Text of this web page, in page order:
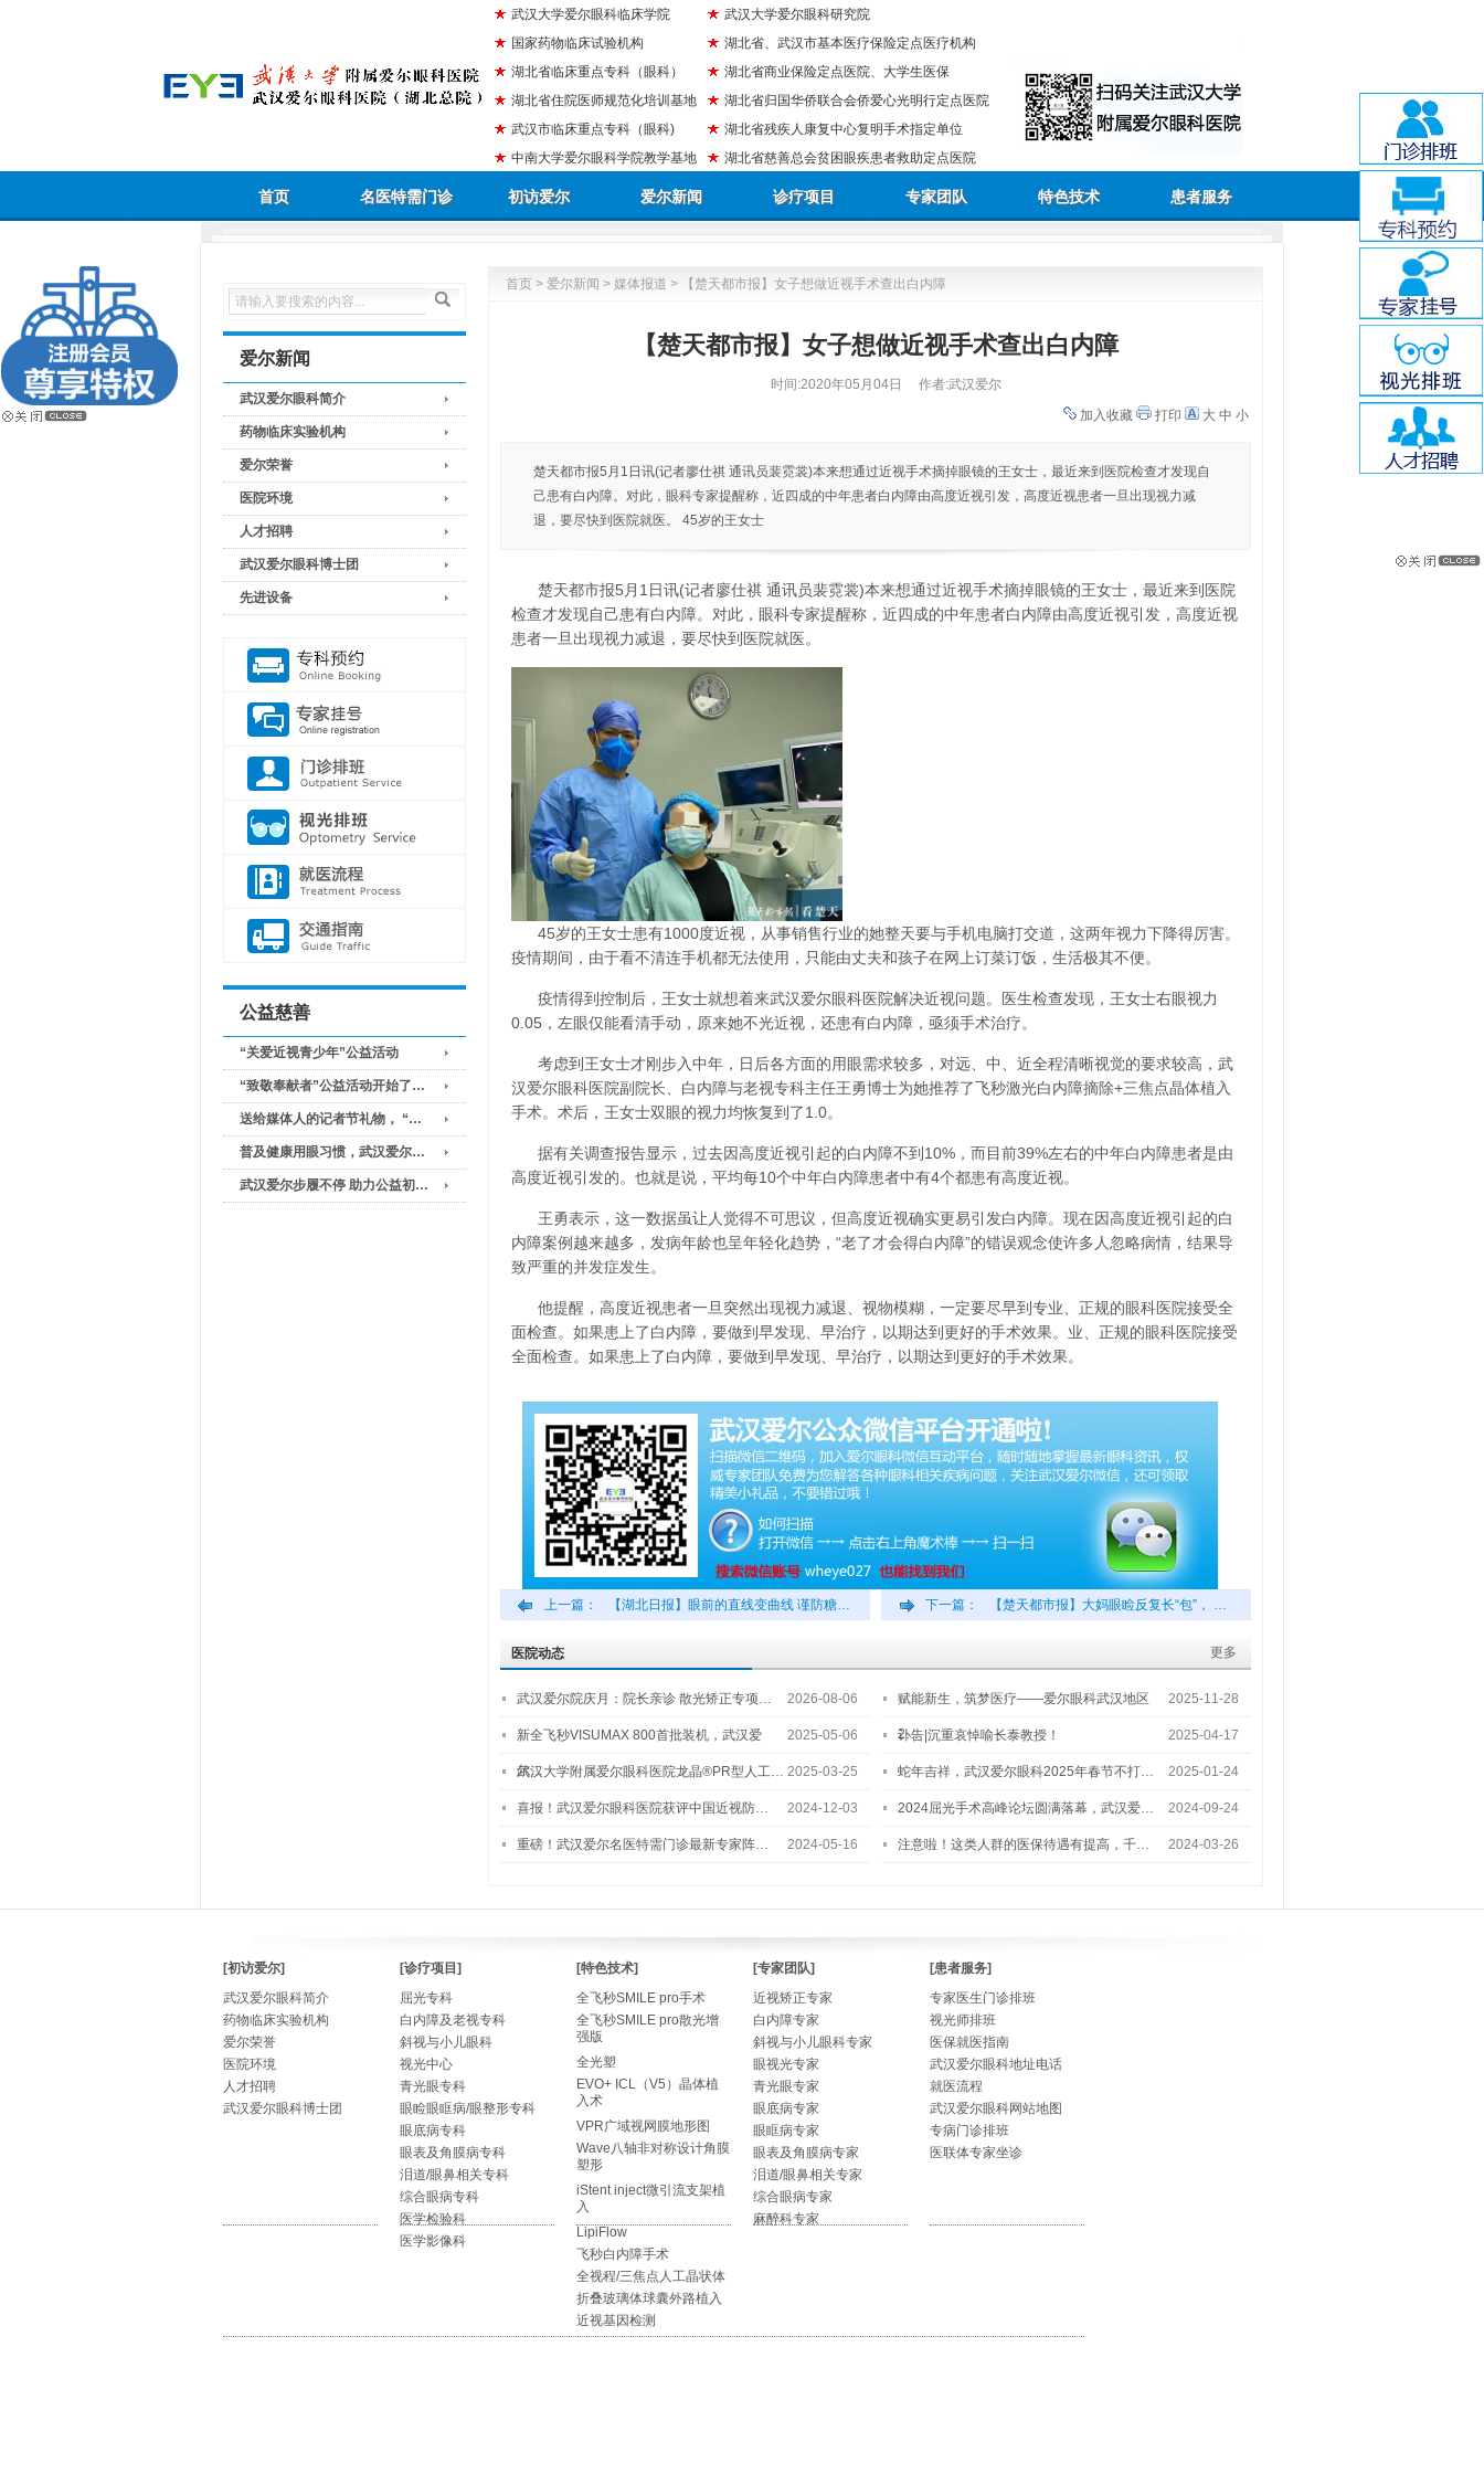
武汉大学爱尔眼科临床学院
国家药物临床试验机构
湖北省临床重点专科（眼科）
湖北省住院医师规范化培训基地
武汉市临床重点专科（眼科)
中南大学爱尔眼科学院教学基地
武汉大学爱尔眼科研究院
湖北省、武汉市基本医疗保险定点医疗机构
湖北省商业保险定点医院、大学生医保
湖北省归国华侨联合会侨爱心光明行定点医院
湖北省残疾人康复中心复明手术指定单位
湖北省慈善总会贫困眼疾患者救助定点医院
首页 名医特需门诊 初访爱尔 爱尔新闻 诊疗项目 专家团队 特色技术 患者服务
爱尔新闻
武汉爱尔眼科简介
药物临床实验机构
爱尔荣誉
医院环境
人才招聘
武汉爱尔眼科博士团
先进设备
公益慈善
“关爱近视青少年”公益活动
“致敬奉献者”公益活动开始了…
送给媒体人的记者节礼物， “…
普及健康用眼习惯，武汉爱尔…
武汉爱尔步履不停 助力公益初…
首页 > 爱尔新闻 > 媒体报道 > 【楚天都市报】女子想做近视手术查出白内障
【楚天都市报】女子想做近视手术查出白内障
时间:2020年05月04日
作者:武汉爱尔
加入收藏
打印 大 中 小
楚天都市报5月1日讯(记者廖仕祺 通讯员裴霓裳)本来想通过近视手术摘掉眼镜的王女士，最近来到医院检查才发现自
己患有白内障。对此，眼科专家提醒称，近四成的中年患者白内障由高度近视引发，高度近视患者一旦出现视力减
退，要尽快到医院就医。 45岁的王女士
楚天都市报5月1日讯(记者廖仕祺 通讯员裴霓裳)本来想通过近视手术摘掉眼镜的王女士，最近来到医院
检查才发现自己患有白内障。对此，眼科专家提醒称，近四成的中年患者白内障由高度近视引发，高度近视
患者一旦出现视力减退，要尽快到医院就医。
45岁的王女士患有1000度近视，从事销售行业的她整天要与手机电脑打交道，这两年视力下降得厉害。
疫情期间，由于看不清连手机都无法使用，只能由丈夫和孩子在网上订菜订饭，生活极其不便。
疫情得到控制后，王女士就想着来武汉爱尔眼科医院解决近视问题。医生检查发现，王女士右眼视力
0.05，左眼仅能看清手动，原来她不光近视，还患有白内障，亟须手术治疗。
考虑到王女士才刚步入中年，日后各方面的用眼需求较多，对远、中、近全程清晰视觉的要求较高，武
汉爱尔眼科医院副院长、白内障与老视专科主任王勇博士为她推荐了飞秒激光白内障摘除+三焦点晶体植入
手术。术后，王女士双眼的视力均恢复到了1.0。
据有关调查报告显示，过去因高度近视引起的白内障不到10%，而目前39%左右的中年白内障患者是由
高度近视引发的。也就是说，平均每10个中年白内障患者中有4个都患有高度近视。
王勇表示，这一数据虽让人觉得不可思议，但高度近视确实更易引发白内障。现在因高度近视引起的白
内障案例越来越多，发病年龄也呈年轻化趋势，“老了才会得白内障”的错误观念使许多人忽略病情，结果导
致严重的并发症发生。
他提醒，高度近视患者一旦突然出现视力减退、视物模糊，一定要尽早到专业、正规的眼科医院接受全
面检查。如果患上了白内障，要做到早发现、早治疗，以期达到更好的手术效果。业、正规的眼科医院接受
全面检查。如果患上了白内障，要做到早发现、早治疗，以期达到更好的手术效果。
上一篇： 【湖北日报】眼前的直线变曲线 谨防糖… 下一篇： 【楚天都市报】大妈眼睑反复长“包”， …
更多
医院动态
武汉爱尔院庆月：院长亲诊 散光矫正专项… 2026-08-06 赋能新生，筑梦医疗——爱尔眼科武汉地区
2…
2025-11-28
新全飞秒VISUMAX 800首批装机，武汉爱
尔…
2025-05-06 讣告|沉重哀悼喻长泰教授！ 2025-04-17
武汉大学附属爱尔眼科医院龙晶®PR型人工… 2025-03-25 蛇年吉祥，武汉爱尔眼科2025年春节不打… 2025-01-24
喜报！武汉爱尔眼科医院获评中国近视防… 2024-12-03 2024屈光手术高峰论坛圆满落幕，武汉爱… 2024-09-24
重磅！武汉爱尔名医特需门诊最新专家阵… 2024-05-16 注意啦！这类人群的医保待遇有提高，千… 2024-03-26
[初访爱尔]
武汉爱尔眼科简介
药物临床实验机构
爱尔荣誉
医院环境
人才招聘
武汉爱尔眼科博士团
[诊疗项目]
屈光专科
白内障及老视专科
斜视与小儿眼科
视光中心
青光眼专科
眼睑眼眶病/眼整形专科
眼底病专科
眼表及角膜病专科
泪道/眼鼻相关专科
综合眼病专科
医学检验科
医学影像科
[特色技术]
全飞秒SMILE pro手术
全飞秒SMILE pro散光增
强版
全光塑
EVO+ ICL（V5）晶体植
入术
VPR广域视网膜地形图
Wave八轴非对称设计角膜
塑形
iStent inject微引流支架植
入
LipiFlow
飞秒白内障手术
全视程/三焦点人工晶状体
折叠玻璃体球囊外路植入
近视基因检测
[专家团队]
近视矫正专家
白内障专家
斜视与小儿眼科专家
眼视光专家
青光眼专家
眼底病专家
眼眶病专家
眼表及角膜病专家
泪道/眼鼻相关专家
综合眼病专家
麻醉科专家
[患者服务]
专家医生门诊排班
视光师排班
医保就医指南
武汉爱尔眼科地址电话
就医流程
武汉爱尔眼科网站地图
专病门诊排班
医联体专家坐诊